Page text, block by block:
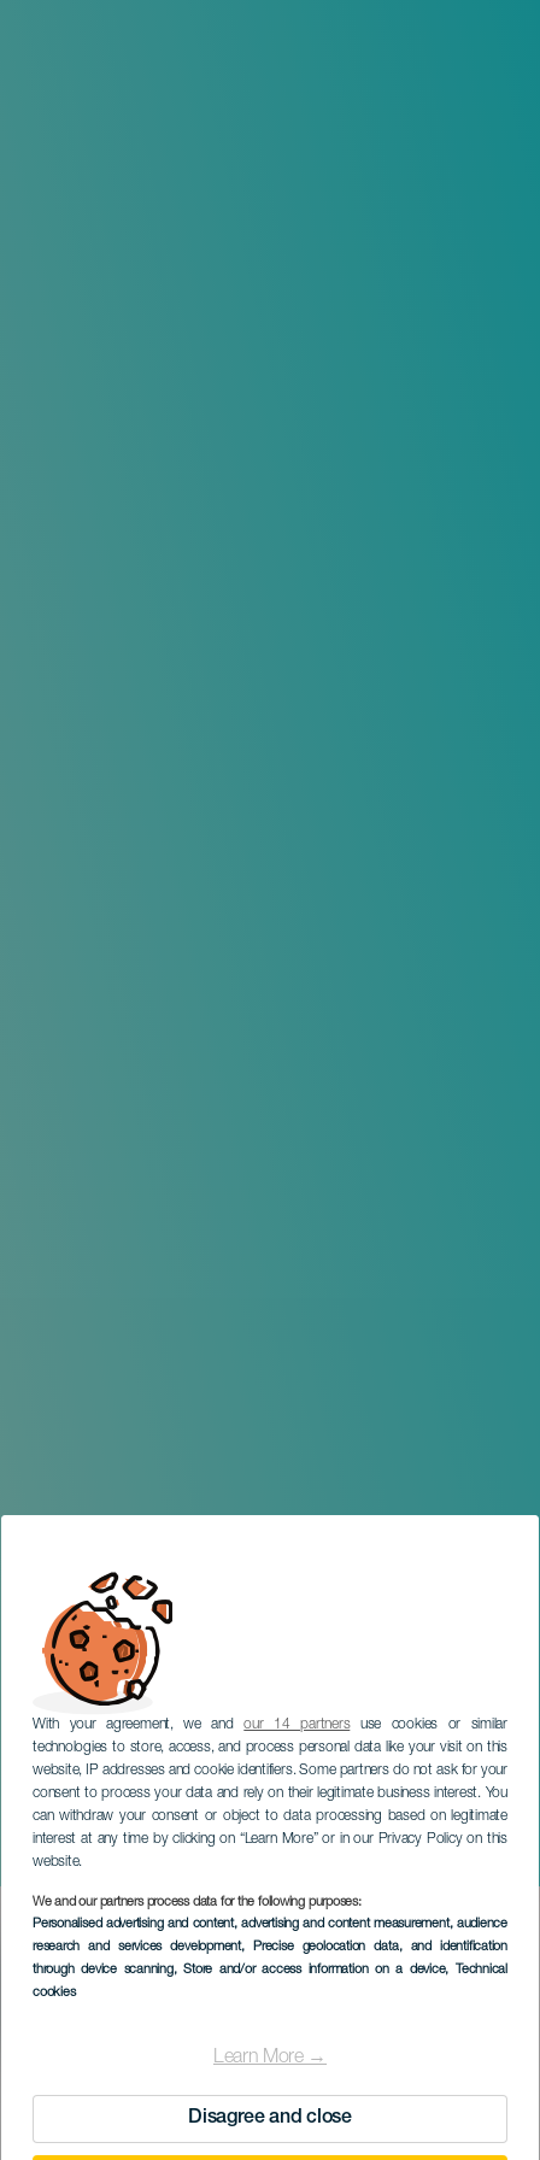
With your agreement, we andour 14 partnersuse cookies or similar
technologies to store, access, and process personal data like your visit on this
website, IP addresses and cookie identifiers. Some partners do not ask for your
consent to process your data and rely on their legitimate business interest. You
can withdraw your consent or object to data processing based on legitimate
interest at any time by clicking on “Learn More” or in our Privacy Policy on this
website.
We and our partners process data for the following purposes:
Personalised advertising and content, advertising and content measurement, audience
research and services development, Precise geolocation data, and identification
through device scanning, Store and/or access information on a device, Technical
cookies
Learn More →
Disagree and close
Le sourire de Darwin avec
Isabella Rosellini
LANZAROTE
Imagen
Listado